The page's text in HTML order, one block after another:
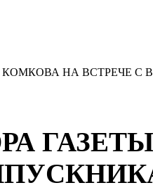
КОМКОВА НА
ГАЗЕТЫ